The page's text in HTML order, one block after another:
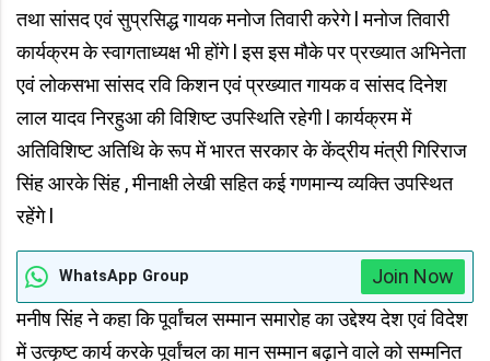
तथा सांसद एवं सुप्रसिद्ध गायक मनोज तिवारी करेगे l मनोज तिवारी
कार्यक्रम के स्वागताध्यक्ष भी होंगे l इस इस मौके पर प्रख्यात अभिनेता
एवं लोकसभा सांसद रवि किशन एवं प्रख्यात गायक व सांसद दिनेश
लाल यादव निरहुआ की विशिष्ट उपस्थिति रहेगी l कार्यक्रम में
अतिविशिष्ट अतिथि के रूप में भारत सरकार के केंद्रीय मंत्री गिरिराज
सिंह आरके सिंह , मीनाक्षी लेखी सहित कई गणमान्य व्यक्ति उपस्थित
रहेंगे l
WhatsApp Group
Join Now
मनीष सिंह ने कहा कि पूर्वांचल सम्मान समारोह का उद्देश्य देश एवं विदेश
में उत्कृष्ट कार्य करके पूर्वांचल का मान सम्मान बढ़ाने वाले को सम्मनित